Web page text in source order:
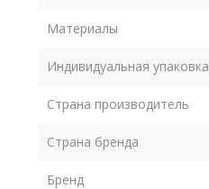
Материалы
Индивидуальная упаковка
Страна производитель
Страна бренда
Бренд